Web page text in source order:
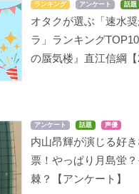
ランキング アンケート 話題
オタクが選ぶ「速水
ラ」ランキング
の蜃気楼』直江信綱【
アンケート 話題 声優
内山昂輝が演じる好
票！やっぱり月島蛍
棘？【アンケート】